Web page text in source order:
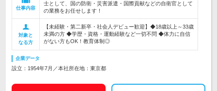
仕事内容
士として、国の防衛・災害派遣・国際貢献などの自衛官として
の業務をお任せします！
対象と
なる方
【未経験・第二新卒・社会人デビュー歓迎】◆18歳以上～33歳
未満の方 ◆学歴・資格・運動経験など一切不問 ◆体力に自信
がない方もOK！教育体制◎
企業データ
設立：1954年7月／本社所在地：東京都